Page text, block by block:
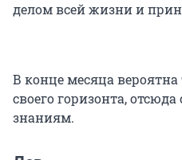
делом всей жизни и
В конце месяца
своего горизонта,
знаниям.